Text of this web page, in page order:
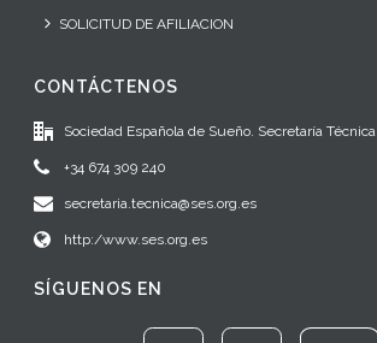
SOLICITUD DE AFILIACION
CONTÁCTENOS
Sociedad Española de Sueño. Secretaría Técnica
+34 674 309 240
secretaria.tecnica@ses.org.es
http:/www.ses.org.es
SÍGUENOS EN